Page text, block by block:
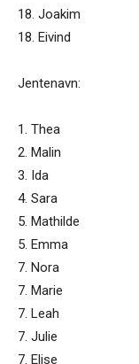
18. Joakim
18. Eivind
Jentenavn:
1. Thea
2. Malin
3. Ida
4. Sara
5. Mathilde
5. Emma
7. Nora
7. Marie
7. Leah
7. Julie
7. Elise